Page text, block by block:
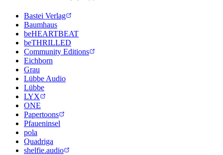
Bastei Verlag
Baumhaus
beHEARTBEAT
beTHRILLED
Community Editions
Eichborn
Grau
Lübbe Audio
Lübbe
LYX
ONE
Papertoons
Pfaueninsel
pola
Quadriga
shelfie.audio